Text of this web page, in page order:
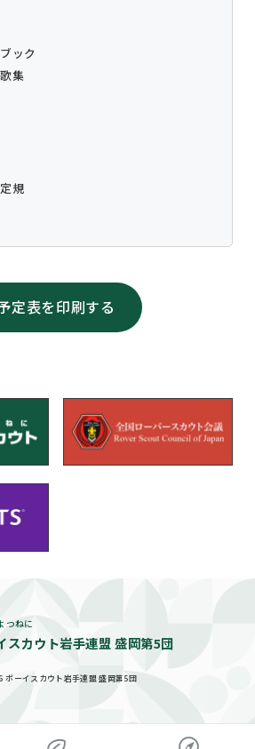
ック
集
規
定表を印刷する
つねに
スカウト岩手連盟 盛岡第5団
ボーイスカウト岩手連盟 盛岡第5団